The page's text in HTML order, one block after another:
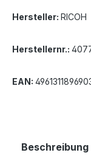
Hersteller: RICOH
Herstellernr.:
EAN:
Beschreibung